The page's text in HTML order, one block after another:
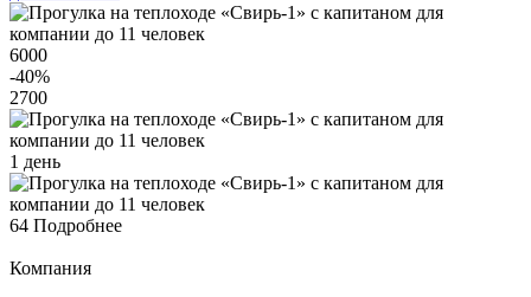
6000
-40%
2700
1 день
64 Подробнее
Компания